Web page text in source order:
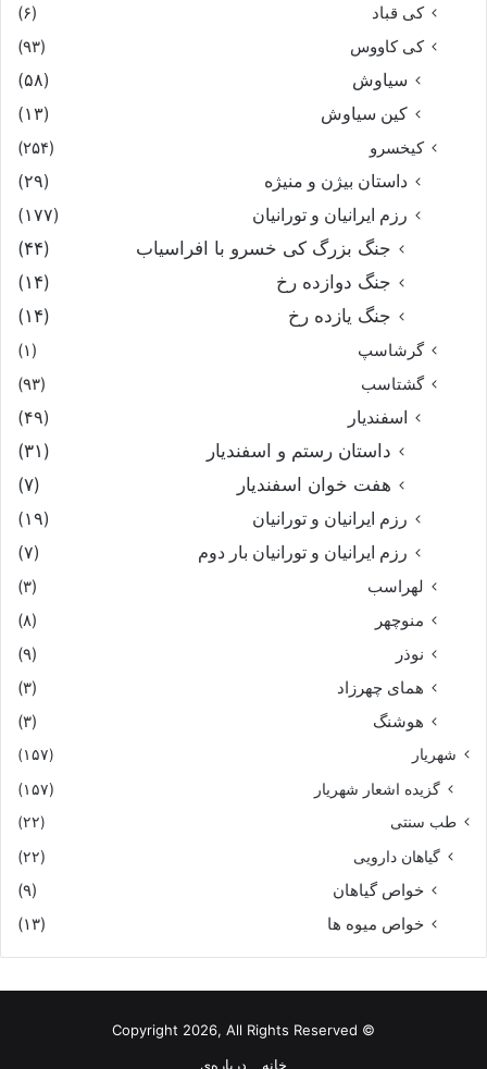
کی قباد
(۶)
کی کاووس
(۹۳)
سیاوش
(۵۸)
کین سیاوش
(۱۳)
کیخسرو
(۲۵۴)
داستان بیژن و منیژه
(۲۹)
رزم ایرانیان و تورانیان
(۱۷۷)
جنگ بزرگ کی خسرو با افراسیاب
(۴۴)
جنگ دوازده رخ
(۱۴)
جنگ یازده رخ
(۱۴)
گرشاسپ
(۱)
گشتاسب
(۹۳)
اسفندیار
(۴۹)
داستان رستم و اسفندیار
(۳۱)
هفت خوان اسفندیار
(۷)
رزم ایرانیان و تورانیان
(۱۹)
رزم ایرانیان و تورانیان بار دوم
(۷)
لهراسب
(۳)
منوچهر
(۸)
نوذر
(۹)
هماى چهرزاد
(۳)
هوشنگ
(۳)
شهریار (۱۵۷)
گزیده اشعار شهریار (۱۵۷)
طب سنتی (۲۲)
گیاهان دارویی (۲۲)
خواص گیاهان
(۹)
خواص میوه ها
(۱۳)
© Copyright 2026, All Rights Reserved
خانه
درباره‌ی